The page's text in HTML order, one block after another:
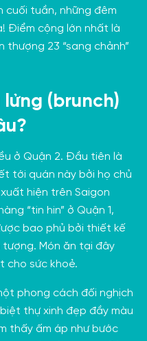
cuối tuần, những đêm
Điểm cộng lớn nhất là
23 “sang chảnh”
(brunch)
ở Quận 2. Đầu tiên là
tới quán này bởi họ chủ
hiện trên Saigon
“tin hin” ở Quận 1,
bao phủ bởi thiết kế
Món ăn tại đây
cho sức khoẻ.
phong cách đối nghịch
thự xinh đẹp đầy màu
thấy ấm áp như bước